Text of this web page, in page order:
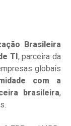
Brasileira
TI, parceira da
globais
com a
brasileira,